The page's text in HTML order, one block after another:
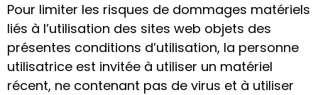
Pour limiter les risques de dommages matériels
liés à l’utilisation des sites web objets des
présentes conditions d’utilisation, la personne
utilisatrice est invitée à utiliser un matériel
récent, ne contenant pas de virus et à utiliser